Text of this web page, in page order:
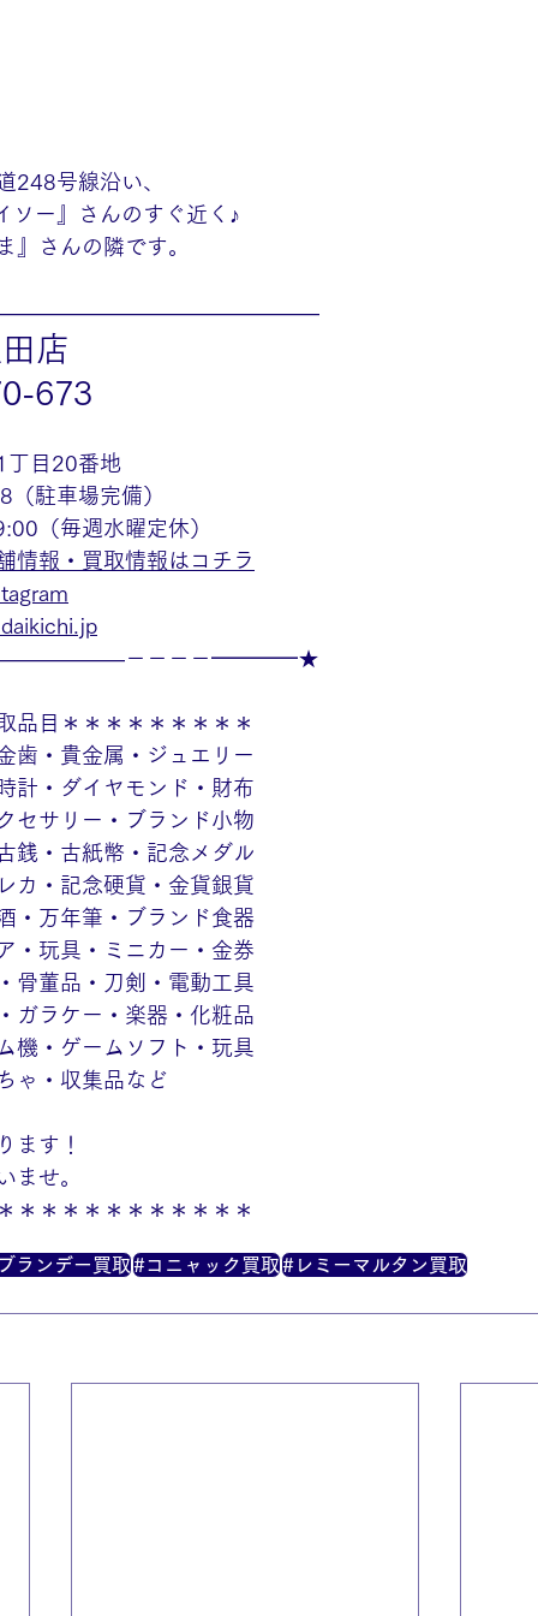
248号線沿い、
ソー』さんのすぐ近く♪
』さんの隣です。
———————————————
店
673
丁目20番地
駐車場完備）
（毎週水曜定休）
情報・買取情報はコチラ
－－－－━━━━★
品目＊＊＊＊＊＊＊＊＊
歯・貴金属・ジュエリー
計・ダイヤモンド・財布
セサリー・ブランド小物
銭・古紙幣・記念メダル
カ・記念硬貨・金貨銀貨
・万年筆・ブランド食器
・玩具・ミニカー・金券
骨董品・刀剣・電動工具
ガラケー・楽器・化粧品
機・ゲームソフト・玩具
ゃ・収集品など
ます！
ませ。
＊＊＊＊＊＊＊＊＊＊＊
ランデー買取#コニャック買取#レミーマルタン買取